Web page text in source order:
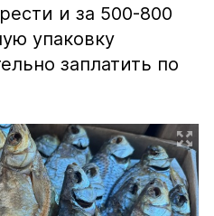
и за 500-800
упаковку
заплатить по